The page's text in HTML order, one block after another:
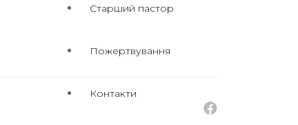
Старший пастор
Пожертвування
Контакти